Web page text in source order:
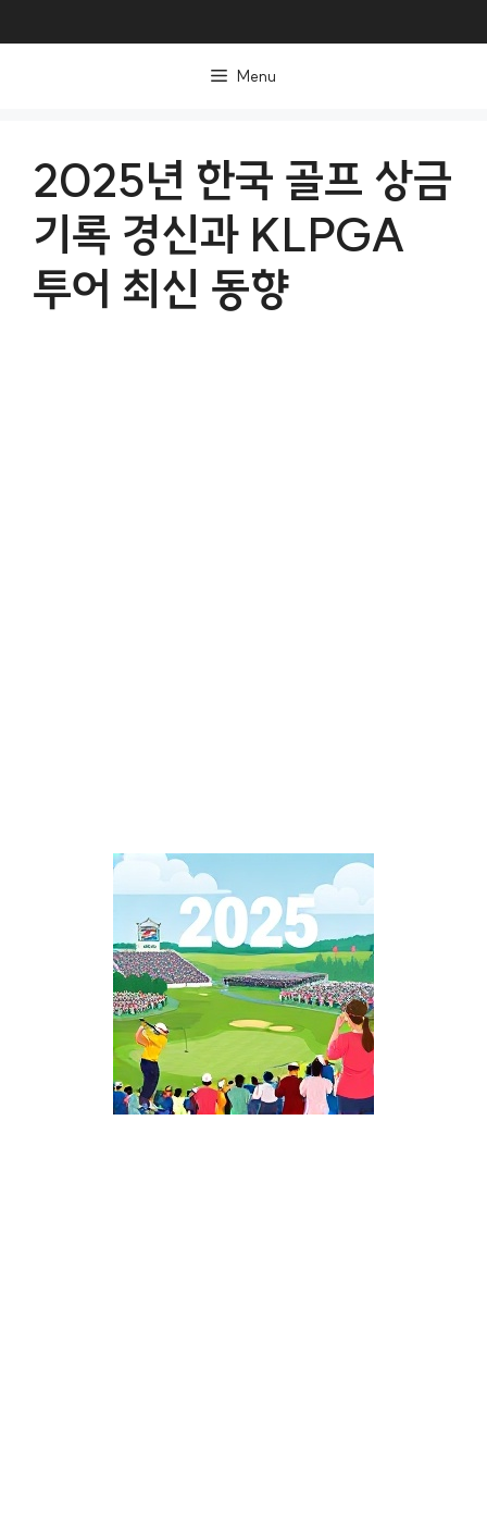
Menu
2025년 한국 골프 상금
기록 경신과 KLPGA
투어 최신 동향